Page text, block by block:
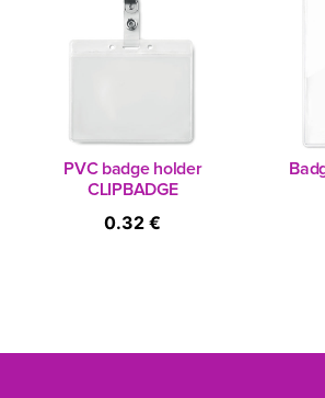
PVC badge holder
CLIPBADGE
0.32 €